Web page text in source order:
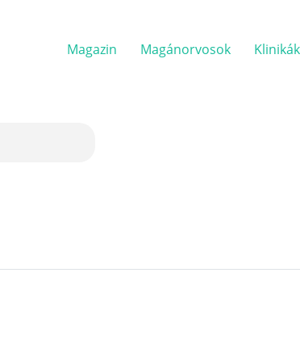
Magazin Magánorvosok Klinikák